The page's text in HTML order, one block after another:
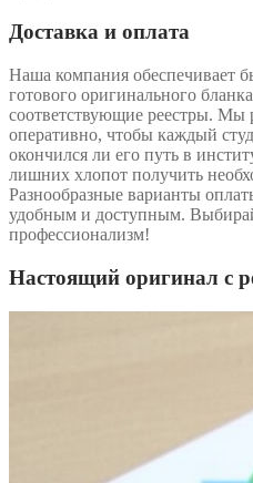
Доставка и оплата
Наша компания обеспечивает
готового оригинального
соответствующие реестры. Мы
оперативно, чтобы каждый
окончился ли его путь в
лишних хлопот получить
Разнообразные варианты
удобным и доступным.
профессионализм!
Настоящий оригинал с